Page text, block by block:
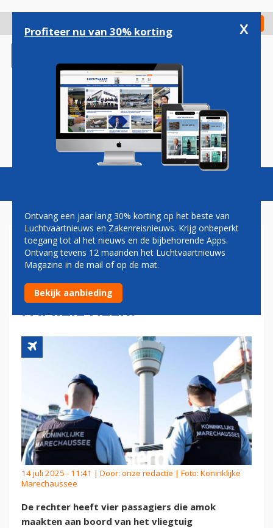
gaan
Check in
Magazine Podcasts Vacatures
BOETES VOOR
HERRIESCHOPPERS AAN
BOORD: 'IK STEEK JOU EN JE
FAMILIE NEER!'
14 juli 2025 - 11:41 | Door: onze redactie | Foto: Koninklijke
Marechaussee
De rechter heeft vier passagiers die amok
maakten aan boord van het vliegtuig
Profiteer nu van 30% korting x
Ontvang een jaar lang 30% korting op het beste van
Luchtvaartnieuws en Zakenreisnieuws. Krijg onbeperkt
toegang tot al het nieuws en de bijbehorende Apps.
Ontvang tevens 12 maanden het Luchtvaartnieuws
Magazine in de mail of op de mat.
Bekijk aanbieding